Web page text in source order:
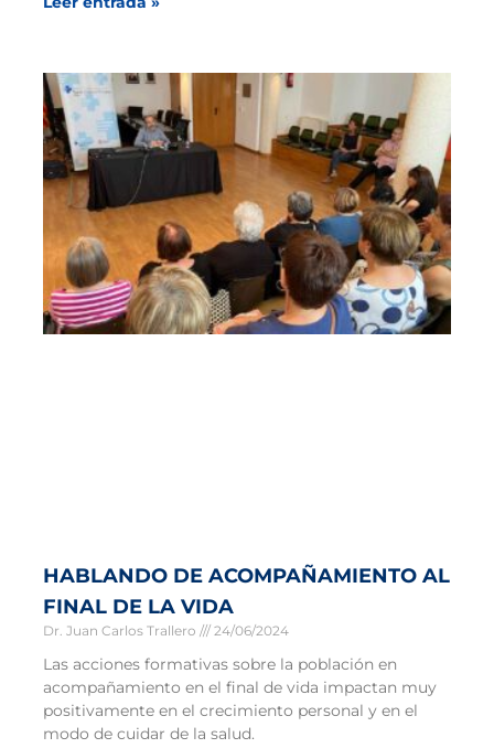
HABLANDO DE ACOMPAÑAMIENTO AL
FINAL DE LA VIDA
Dr. Juan Carlos Trallero 24/06/2024
Las acciones formativas sobre la población en
acompañamiento en el final de vida impactan muy
positivamente en el crecimiento personal y en el
modo de cuidar de la salud.